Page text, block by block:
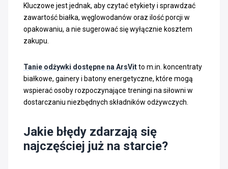
Kluczowe jest jednak, aby czytać etykiety i sprawdzać
zawartość białka, węglowodanów oraz ilość porcji w
opakowaniu, a nie sugerować się wyłącznie kosztem
zakupu.
Tanie odżywki dostępne na ArsVitto m.in. koncentraty
białkowe, gainery i batony energetyczne, które mogą
wspierać osoby rozpoczynające treningi na siłowni w
dostarczaniu niezbędnych składników odżywczych.
Jakie błędy zdarzają się
najczęściej już na starcie?